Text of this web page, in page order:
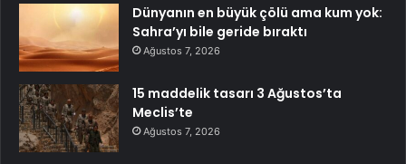
Dünyanın en büyük çölü ama kum yok:
Sahra’yı bile geride bıraktı
Ağustos 7, 2026
15 maddelik tasarı 3 Ağustos’ta
Meclis’te
Ağustos 7, 2026